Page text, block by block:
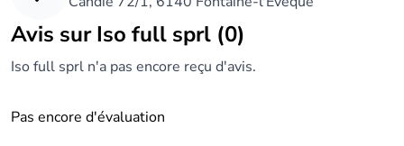
Dès à présent, Iso Full s’occupe également de vos
devis !
Avis sur Iso full sprl (0)
Iso full sprl n'a pas encore reçu d'avis.
Pas encore d'évaluation